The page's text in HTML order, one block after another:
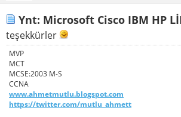
Ynt: Microsoft Cisco IBM HP
teşekkürler
MVP
MCT
MCSE:2003 M-S
CCNA
www.ahmetmutlu.blogspot.com
https://twitter.com/mutlu_ahmett